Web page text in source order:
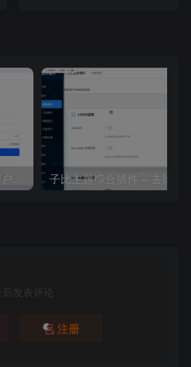
易支付模版 – 彩虹易支付商户登录页模板 子比主题综合插件 – 去除授
发表评论
注册